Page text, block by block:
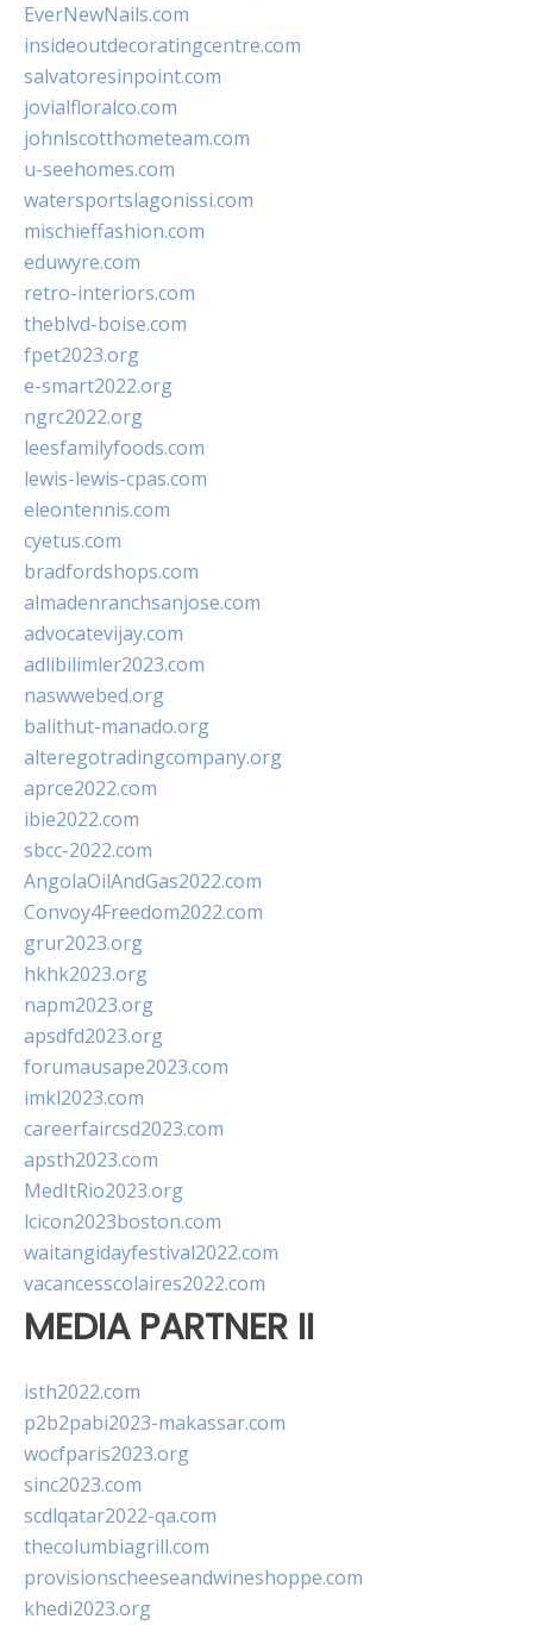
EverNewNails.com
insideoutdecoratingcentre.com
salvatoresinpoint.com
jovialfloralco.com
johnlscotthometeam.com
u-seehomes.com
watersportslagonissi.com
mischieffashion.com
eduwyre.com
retro-interiors.com
theblvd-boise.com
fpet2023.org
e-smart2022.org
ngrc2022.org
leesfamilyfoods.com
lewis-lewis-cpas.com
eleontennis.com
cyetus.com
bradfordshops.com
almadenranchsanjose.com
advocatevijay.com
adlibilimler2023.com
naswwebed.org
balithut-manado.org
alteregotradingcompany.org
aprce2022.com
ibie2022.com
sbcc-2022.com
AngolaOilAndGas2022.com
Convoy4Freedom2022.com
grur2023.org
hkhk2023.org
napm2023.org
apsdfd2023.org
forumausape2023.com
imkl2023.com
careerfaircsd2023.com
apsth2023.com
MedItRio2023.org
lcicon2023boston.com
waitangidayfestival2022.com
vacancesscolaires2022.com
MEDIA PARTNER II
isth2022.com
p2b2pabi2023-makassar.com
wocfparis2023.org
sinc2023.com
scdlqatar2022-qa.com
thecolumbiagrill.com
provisionscheeseandwineshoppe.com
khedi2023.org